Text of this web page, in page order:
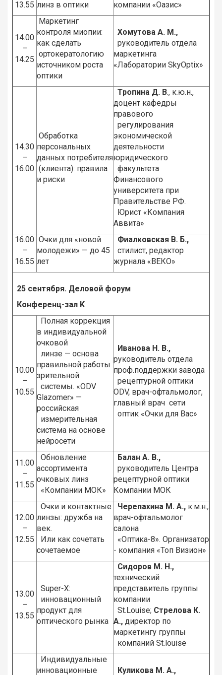
13.55 линз в оптики
компании «Оазис»
14.00
–
14.25
Маркетинг
контроля миопии:
как сделать
ортокератологию
источником роста
оптики
Хомутова А. М.,
руководитель отдела
маркетинга
«Лаборатории SkyOptix»
14.30
–
16.00
Обработка
персональных
данных потребителя
(клиента): правила
и риски
Тропина Д. В., к.ю.н.,
доцент кафедры
правового
регулирования
экономической
деятельности
юридического
факультета
Финансового
университета при
Правительстве РФ.
Юрист «Компания
Аввита»
16.00
–
16.55
Очки для «новой
молодежи» — до 45
лет
Фиалковская В. Б.,
cтилист, редактор
журнала «ВЕКО»
25 сентября. Деловой форум
Конференц-зал K
10.00
–
10.55
Полная коррекция
в индивидуальной
очковой
линзе — основа
правильной работы
зрительной
системы. «ODV
Glazomer» —
российская
измерительная
система на основе
нейросети
Иванова Н. В.,
руководитель отдела
проф.поддержки завода
рецептурной оптики
ODV, врач-офтальмолог,
главный врач сети
оптик «Очки для Вас»
11.00
–
11.55
Обновление
ассортимента
очковых линз
«Компании МОК»
Балан А. В.,
руководитель Центра
рецептурной оптики
Компании МОК
12.00
–
12.55
Очки и контактные
линзы: дружба на
век.
Или как сочетать
сочетаемое
Черепахина М. А., к.м.н.,
врач-офтальмолог
салона
«Оптика-8». Организатор
- компания «Топ Визион»
13.00
–
13.55
Super-X:
инновационный
продукт для
оптического рынка
Сидоров М. Н.,
технический
представитель группы
компании
St.Louise; Стрелова К.
А., директор по
маркетингу группы
компаний St.louise
Индивидуальные
инновационные
Куликова М. А.,